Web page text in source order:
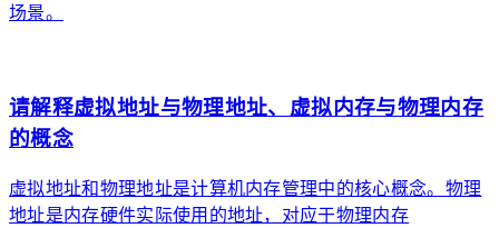
场景。
请解释虚拟地址与物理地址、虚拟内存与物理内存
的概念
虚拟地址和物理地址是计算机内存管理中的核心概念。物理
地址是内存硬件实际使用的地址，对应于物理内存